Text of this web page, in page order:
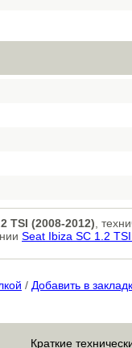
TSI (2008-2012) ,
Seat Ibiza SC 1.2 TSI
/ Добавить в
Краткие